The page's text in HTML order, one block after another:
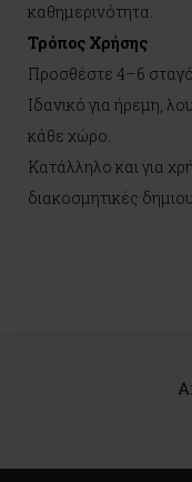
καθημερινότητα.
Τρόπος Χρήσης
Προσθέστε 4–6
Ιδανικό για ήρεμη,
κάθε χώρο.
Κατάλληλο και για
διακοσμητικές